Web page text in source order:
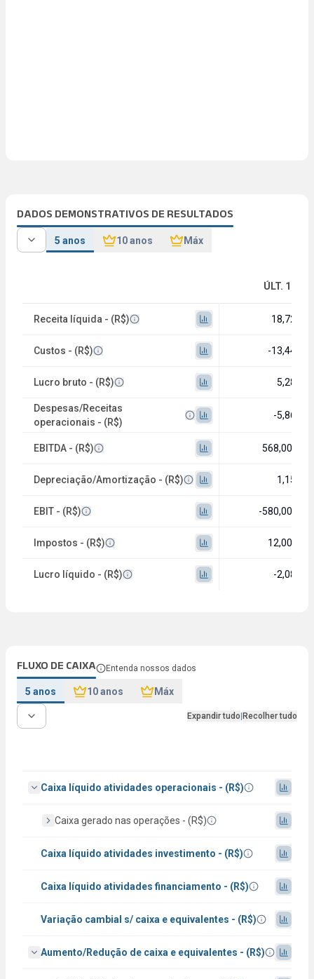
DADOS DEMONSTRATIVOS DE RESULTADOS
5 anos 10 anos Máx
ÚLT. 12M
Receita líquida - (R$) 18,72 bi
Custos - (R$) -13,44 bi
Lucro bruto - (R$) 5,28 bi
Despesas/Receitas
operacionais - (R$)
-5,86 bi
EBITDA - (R$) 568,00 mi
Depreciação/Amortização - (R$) 1,15 bi
EBIT - (R$) -580,00 mi
Impostos - (R$) 12,00 mi
Lucro líquido - (R$) -2,08 bi
FLUXO DE CAIXA Entenda nossos dados
5 anos 10 anos Máx
Expandir tudo Recolher tudo
Caixa líquido atividades operacionais - (R$)
Caixa gerado nas operações - (R$)
Caixa líquido atividades investimento - (R$)
Caixa líquido atividades financiamento - (R$)
Variação cambial s/ caixa e equivalentes - (R$)
Aumento/Redução de caixa e equivalentes - (R$)